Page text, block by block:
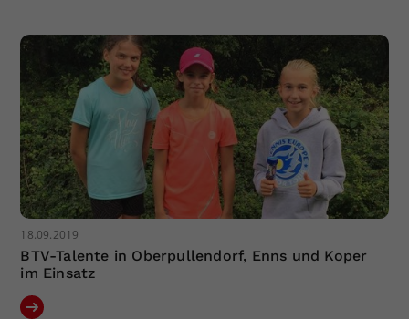
18.09.2019
BTV-Talente in Oberpullendorf, Enns und Koper
im Einsatz